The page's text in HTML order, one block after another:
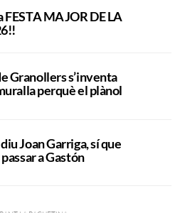
FESTA MAJOR DE LA
Granollers s’inventa
perquè el plànol
Joan Garriga, sí que
a Gastón